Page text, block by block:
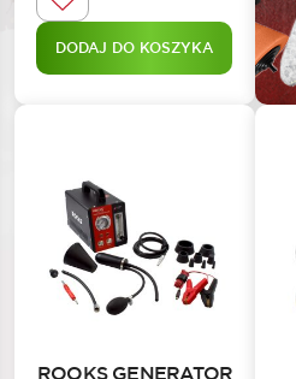
DODAJ DO KOSZYKA
ROOKS GENERATOR